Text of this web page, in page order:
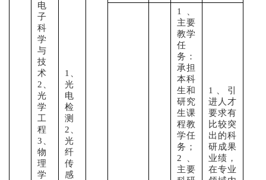
电
子
科
学
与
技
术
2、
光
学
工
程
3、
物
理
学
1、
光
电
检
测
2、
光
纤
传
感
1、
主要
教学
任
务：
承担
本科
生和
研究
生课
程教
学任
务；
2、
主要
1、引
进人才
要求有
比较突
出的科
研成果
业绩，
在专业